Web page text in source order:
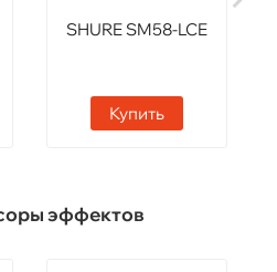
SHURE SM58-LCE
Купить
эффектов